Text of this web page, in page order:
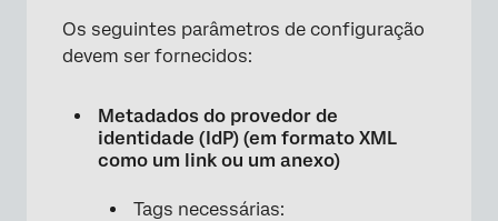
Os seguintes parâmetros de configuração
devem ser fornecidos:
Metadados do provedor de
identidade (IdP) (em formato XML
como um link ou um anexo)
Tags necessárias: